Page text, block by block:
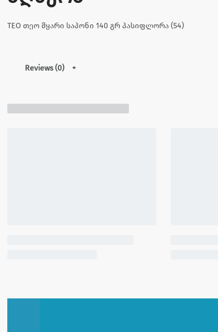
TEO თეო მყარი საპონი 140 გრ პასიფლორა (54)
Reviews (0)